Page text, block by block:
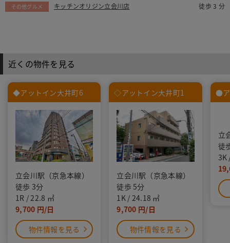
その他グルメ キッチンオリジン立会川店 徒歩 3 分
近くの物件を見る
◆アットイン大井町6
立会川駅（京急本線）
徒歩 3分
1R
22.8
9,700
物件情報を見る
◇アットイン大井町1
立会川駅（京急本線）
徒歩 5分
1K
24.18
9,700
物件情報を見る
●ア
立
徒
3K